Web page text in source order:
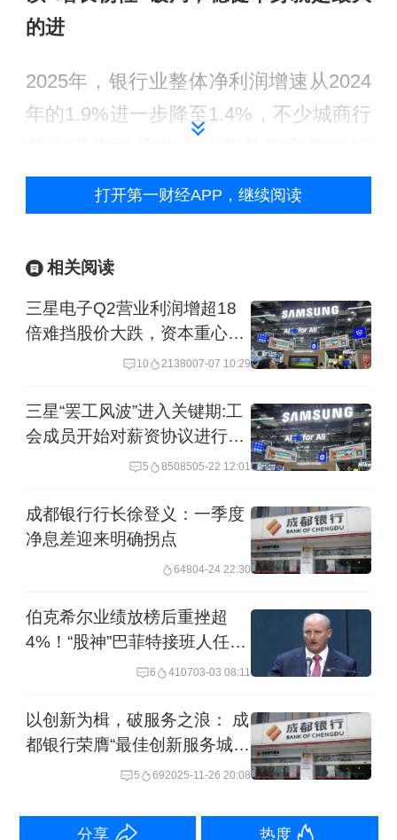
的进
2025年，银行业整体净利润增速从2024
年的1.9%进一步降至1.4%，不少城商行
间。面对这一行业性挑战，成都银行的
应对策略不是“以价换量”的短期冲刺，而
在业务规模方面，年报显示：截至2025
年末，成都银行总资产达13984.73亿
元、存款总额9885.57亿元、贷款总额
8597.25亿元，较年初分别增长
11.87%、11.59%、15.78%，主要规模
指标连续五年实现千亿级跨越。
当行业平均增速持续下探，“持续增
长”比“一时冲高”更稀缺，成都银行用每
明了区域银行在周期中不可替代的价
值。“‘十五五’期间，我们依旧有信心维
持每一年千亿左右规模的增长，为后续
的能力锻造打下更加坚实的基础。”黄建
军说。
业收入236.03亿元，同比增长2.7%；归
打开第一财经APP，继续阅读
相关阅读
三星电子Q2营业利润增超18
倍难挡股价大跌，资本重心或
10 2138007-07 10:29
三星“罢工风波”进入关键期:工
会成员开始对薪资协议进行投
5 8508505-22 12:01
成都银行行长徐登义：一季度
净息差迎来明确拐点
64804-24 22:30
伯克希尔业绩放榜后重挫超
4%！“股神”巴菲特接班人任重
6 410703-03 08:11
以创新为楫，破服务之浪： 成
都银行荣膺“最佳创新服务城商
5 692025-11-26 20:08
分享 热度